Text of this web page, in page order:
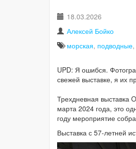
18.03.2026
Алексей Бойко
морская, подводные,
UPD: Я ошибся.
свежей выставке, я их
Трехдневная выставка
марта 2024 года, это
году мероприятие
Выставка с 57-летней